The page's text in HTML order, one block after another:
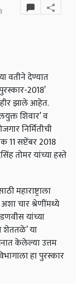
वतीने देण्यात
पुरस्कार-2018’
झाले आहेत.
शिवार’ व
निर्मितीची
सप्टेंबर 2018
तोमर यांच्या हस्ते
महाराष्ट्राला
चार श्रेणींमध्ये
यांच्या
शेततळे’ या
केलेल्या उत्तम
हा पुरस्कार